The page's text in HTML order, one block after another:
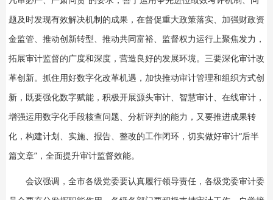
题及时发现有效解决机制的成果，在督促重大政策落实、加强财政资
金监管、推动创新转型、推动共同富裕、监督权力运行上聚焦发力，
拓展审计监督的广度和深度，营造良好的发展环境。三要深化审计改
革创新。抓住用好数字化改革机遇，加快推动审计管理和组织方式创
新，既要强化数字赋能，积极开展源头审计、智慧审计、在线审计，
增强运用数字化手段核查问题、分析评判的能力，又要推进成果转
化，构建计划、实施、报告、整改的工作闭环，切实做好审计“后半
篇文章”，全面提升审计监督效能。
会议强调，全市各级党委要认真履行领导责任，各级党委审计委